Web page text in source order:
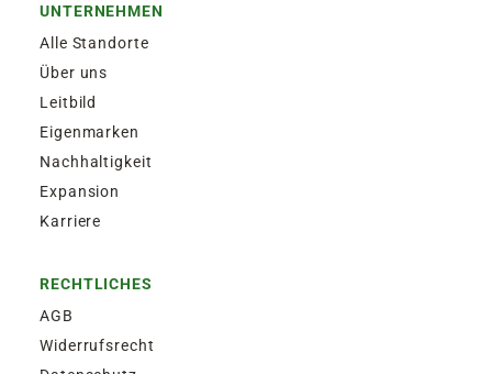
UNTERNEHMEN
Alle Standorte
Über uns
Leitbild
Eigenmarken
Nachhaltigkeit
Expansion
Karriere
RECHTLICHES
AGB
Widerrufsrecht